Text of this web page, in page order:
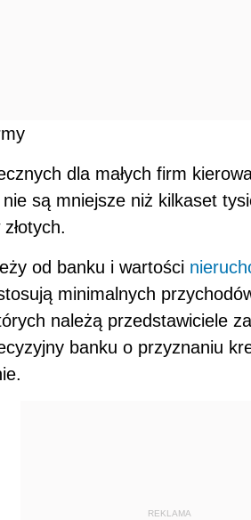
dla małych firm
są mniejsze niż kilkaset
od banku i wartości
minimalnych
należą przedstawiciele
banku o przyznaniu
REKLAMA